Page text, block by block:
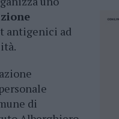
antigenici ad
di